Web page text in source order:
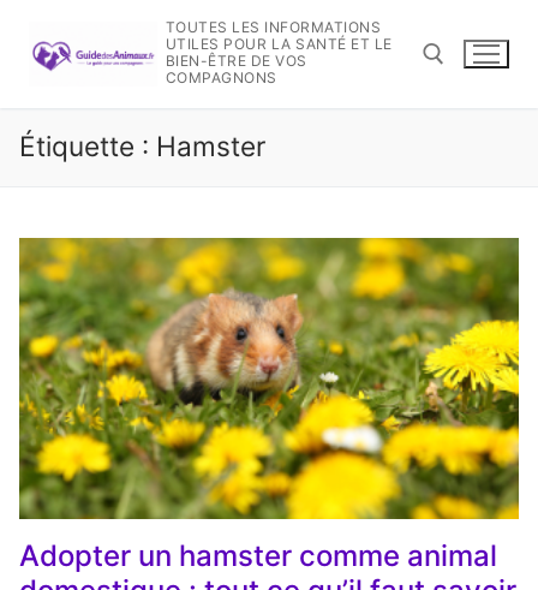
contenu
TOUTES LES INFORMATIONS
UTILES POUR LA SANTÉ ET LE
BIEN-ÊTRE DE VOS
COMPAGNONS
Rechercher :
Étiquette : Hamster
Adopter un hamster comme animal